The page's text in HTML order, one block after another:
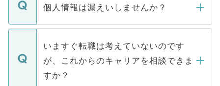
■応募殺到を避けるため 人気のある医療機
関を公にしてしまうと、応募が殺到する場
に、医療機関が求める条件に合った人材の
みを人材紹介会社に依頼するケースが増え
ています。
ん。また、仮に応募先から内定をいただい
定を承諾する必要はありません。内定先へ
の辞退の連絡はキャリアパートナーが行い
個人情報は漏えいしませんか？
個人情報が漏えいすることはありませんの
で、ご安心ください。当サイトからの登録
などで収集したご登録者様の個人情報は、
ご本人のキャリアアップおよび転職活動の
支援を目的に使用いたします。お預かりし
いますぐ転職は考えていないのです
が、これからのキャリアを相談できま
すか？